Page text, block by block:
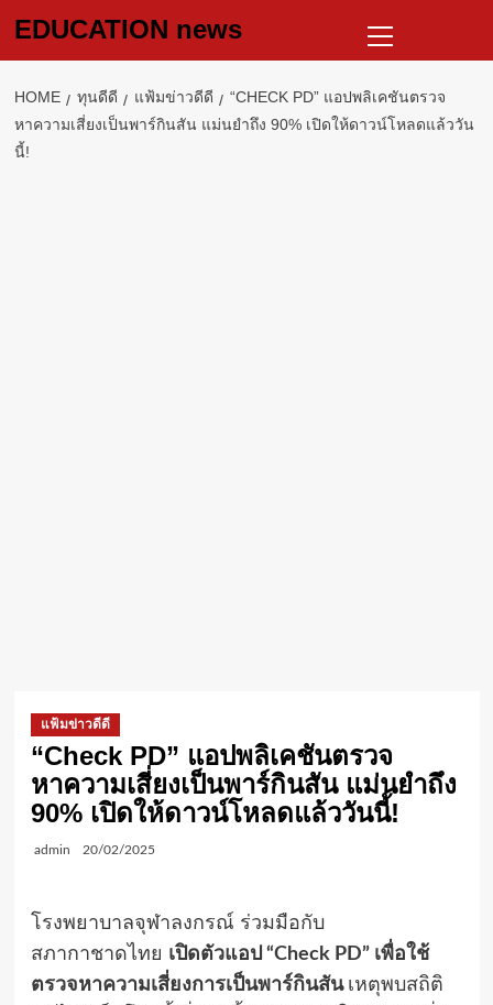
EDUCATION news
Menu
HOME ทุนดีดี แฟ้มข่าวดีดี
“CHECK PD” แอปพลิเคชันตรวจ
หาความเสี่ยงเป็นพาร์กินสัน แม่นยำถึง 90% เปิดให้ดาวน์โหลดแล้ววัน
นี้!
แฟ้มข่าวดีดี
“Check PD” แอปพลิเคชันตรวจ
หาความเสี่ยงเป็นพาร์กินสัน แม่นยำถึง
90% เปิดให้ดาวน์โหลดแล้ววันนี้!
admin 20/02/2025
โรงพยาบาลจุฬาลงกรณ์ ร่วมมือกับ
สภากาชาดไทย เปิดตัวแอป “Check PD” เพื่อใช้
ตรวจหาความเสี่ยงการเป็นพาร์กินสัน เหตุพบสถิติ